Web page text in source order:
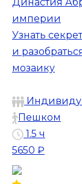
империи
Узнать
и
мозаику
Пешком
1.5 ч
5650 ₽